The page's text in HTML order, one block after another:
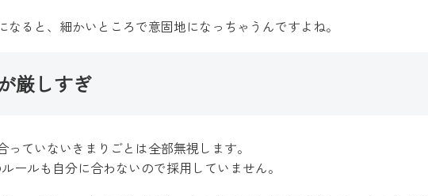
なると、細かいところで意固地になっちゃうんですよね。
厳しすぎ
っていないきまりごとは全部無視します。
ールも自分に合わないので採用していません。